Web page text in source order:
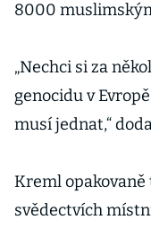
8000
„Nechci si za
genocidu v
musí jednat,“
Kreml opakovaně
svědectvích